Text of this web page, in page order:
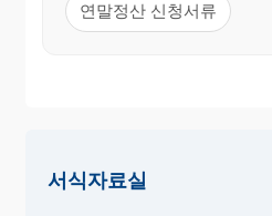
연말정산 신청서류
서식자료실